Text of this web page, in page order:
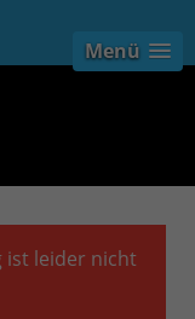
Menü
ist leider nicht